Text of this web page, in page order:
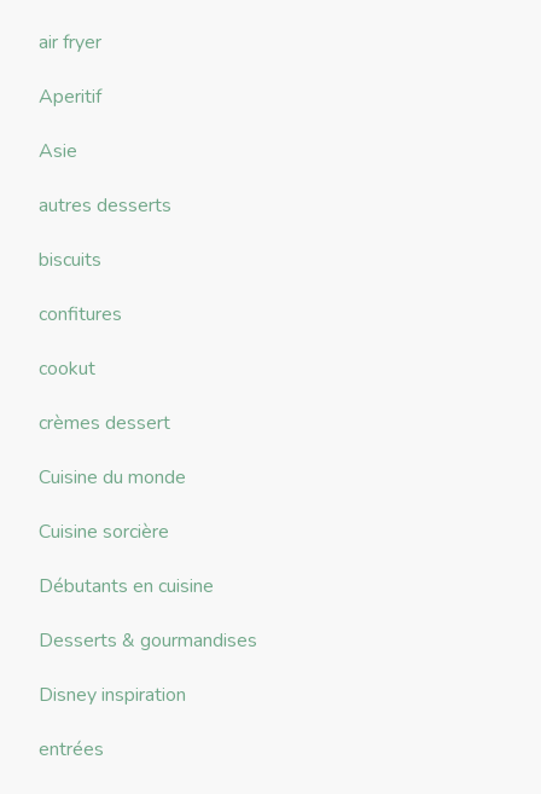
air fryer
Aperitif
Asie
autres desserts
biscuits
confitures
cookut
crèmes dessert
Cuisine du monde
Cuisine sorcière
Débutants en cuisine
Desserts & gourmandises
Disney inspiration
entrées